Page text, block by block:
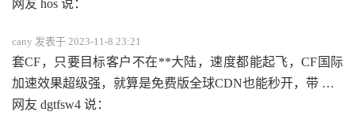
网友 hos 说：
cany 发表于 2023-11-8 23:21
套CF，只要目标客户不在**大陆，速度都能起飞，CF国际
加速效果超级强，就算是免费版全球CDN也能秒开，带 …
网友 dgtfsw4 说：